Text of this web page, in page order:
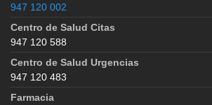
947 120 002
Centro de Salud Citas
947 120 588
Centro de Salud Urgencias
947 120 483
Farmacia